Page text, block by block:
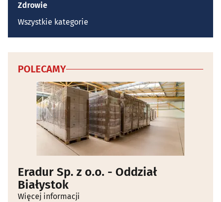
Zdrowie
Wszystkie kategorie
POLECAMY
Eradur Sp. z o.o. - Oddział
Białystok
Więcej informacji